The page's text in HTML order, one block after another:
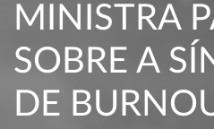
MINISTRA
SOBRE A
DE